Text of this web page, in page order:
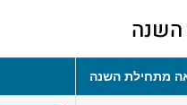
השנה
מתחילת השנה